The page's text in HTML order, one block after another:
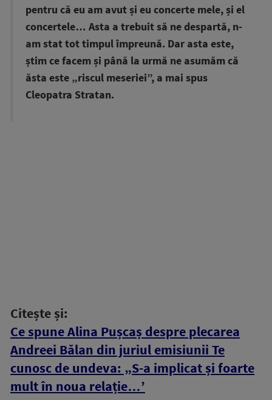
pentru că eu am avut și eu concerte mele, și el
concertele… Asta a trebuit să ne despartă, n-
am stat tot timpul împreună. Dar asta este,
știm ce facem și până la urmă ne asumăm că
ăsta este „riscul meseriei”, a mai spus
Cleopatra Stratan.
Citește și:
Ce spune Alina Pușcaș despre plecarea
Andreei Bălan din juriul emisiunii Te
cunosc de undeva: „S-a implicat și foarte
mult în noua relație…’